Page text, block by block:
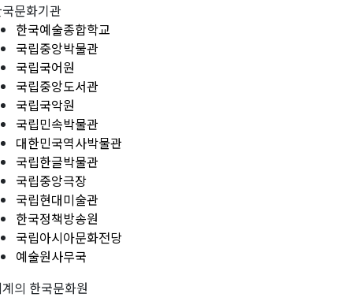
문화기관
한국예술종합학교
국립중앙박물관
국립국어원
국립중앙도서관
국립국악원
국립민속박물관
대한민국역사박물관
국립한글박물관
국립중앙극장
국립현대미술관
한국정책방송원
국립아시아문화전당
예술원사무국
의 한국문화원